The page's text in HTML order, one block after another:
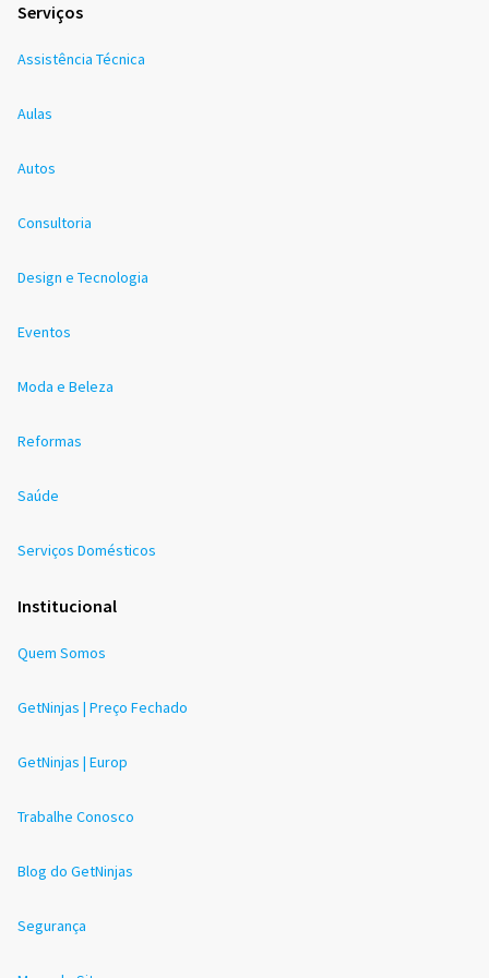
Serviços
Assistência Técnica
Aulas
Autos
Consultoria
Design e Tecnologia
Eventos
Moda e Beleza
Reformas
Saúde
Serviços Domésticos
Institucional
Quem Somos
GetNinjas | Preço Fechado
GetNinjas | Europ
Trabalhe Conosco
Blog do GetNinjas
Segurança